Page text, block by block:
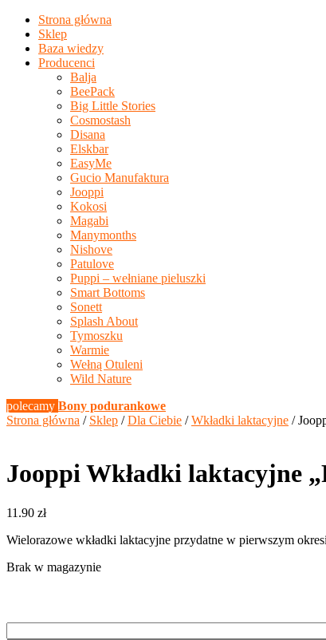
Strona główna
Sklep
Baza wiedzy
Producenci
Balja
BeePack
Big Little Stories
Cosmostash
Disana
Elskbar
EasyMe
Gucio Manufaktura
Jooppi
Kokosi
Magabi
Manymonths
Nishove
Patulove
Puppi – wełniane pieluszki
Smart Bottoms
Sonett
Splash About
Tymoszku
Warmie
Wełną Otuleni
Wild Nature
polecamy Bony podurankowe
Strona główna / Sklep /Dla Ciebie /Wkładki laktacyjne /
Jooppi Wkładki laktacyjne
11.90 zł
Wielorazowe wkładki laktacyjne przydatne w pierwszym
Brak w magazynie